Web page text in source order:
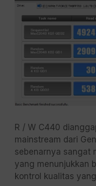
R / W C440
mainstream dari
sebenarnya sangat
yang menunjukkan
kontrol kualitas